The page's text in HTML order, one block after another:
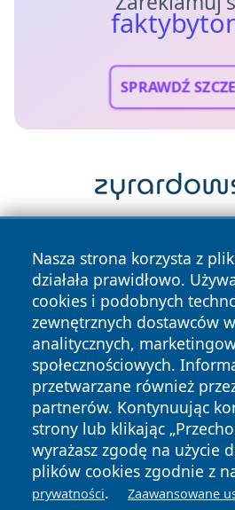
SPRAWDŹ
Nasza strona korzysta z
działała prawidłowo.
cookies i podobnych
zewnętrznych dostawców
analitycznych,
społecznościowych.
przetwarzane również
partnerów. Kontynuując
strony lub klikając
wyrażasz zgodę na użycie
plików cookies zgodnie z
prywatności. Zaawansowane
Copyright © 2026 faktybytom.pl
News Autorzy
Polityka
Prywatności